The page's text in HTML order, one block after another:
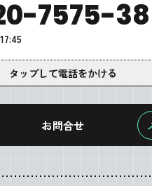
7575-38
タップして電話をかける
お問合せ